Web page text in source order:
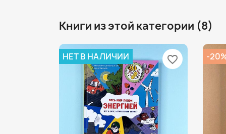
Книги из этой категории (8)
НЕТ В НАЛИЧИИ favorite_border -